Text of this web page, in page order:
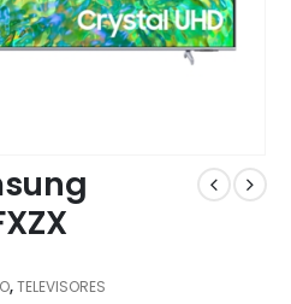
,TELEVISORES